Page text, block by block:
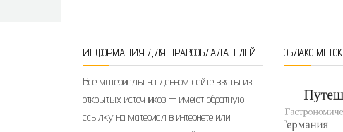
ИНФОРМАЦИЯ ДЛЯ ПРАВООБЛАДАТЕЛЕЙ
Все материалы на данном сайте взяты из
открытых источников — имеют обратную
ссылку на материал в интернете или
ОБЛАКО МЕТОК